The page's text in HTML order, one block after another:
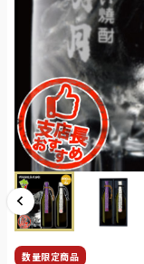
数量限定商品